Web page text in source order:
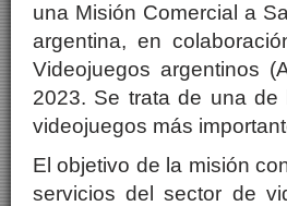
una Misión Comercial a
argentina, en
Videojuegos argentinos
2023. Se trata de una
videojuegos más
El objetivo de la misión
servicios del sector de